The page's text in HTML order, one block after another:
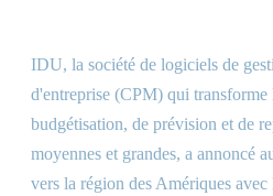
Entreprise
🇫🇷 Démos
IDU, la société de logiciels de
d'entreprise (CPM) qui transforme
budgétisation, de prévision et de
moyennes et grandes, a annoncé
vers la région des Amériques